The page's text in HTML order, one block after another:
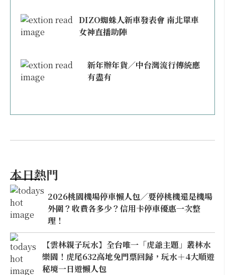
DIZO蜘蛛人新車發表會 南北單車
女神直播助陣
新年辦年貨／中台灣流行傳統應
有盡有
本日熱門
2026桃園機場停車懶人包／要停桃機還是機場
外圍？收費各多少？信用卡停車優惠一次整
理！
【雲林親子玩水】全台唯一「虎爺主題」叢林水
樂園！虎尾632高地免門票回歸，玩水＋4大順遊
秘境一日遊懶人包